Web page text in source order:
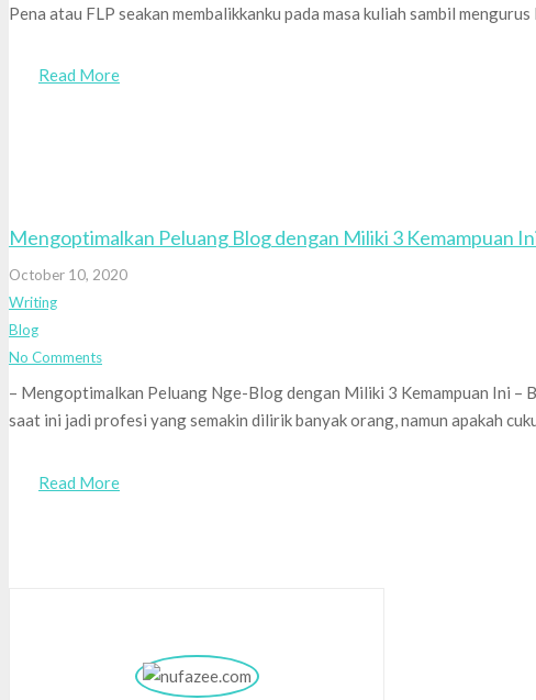
Pena atau FLP seakan membalikkanku pada masa kuliah sambil
Read More
Mengoptimalkan Peluang Blog dengan Miliki 3 Kemampuan
October 10, 2020
Writing
Blog
No Comments
– Mengoptimalkan Peluang Nge-Blog dengan Miliki 3 Kemampuan Ini –
saat ini jadi profesi yang semakin dilirik banyak orang, namun apakah
Read More